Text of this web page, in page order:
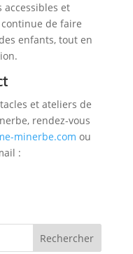
accessibles et
de faire
enfants, tout en
et ateliers de
rendez-vous
minerbe.com ou
: